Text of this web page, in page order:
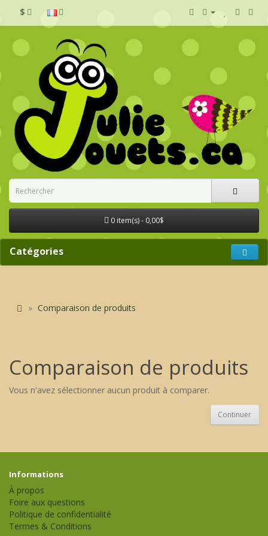
$
0 item(s) - 0,00$
Catégories
Comparaison de produits
Comparaison de produits
Vous n'avez sélectionner aucun produit à comparer.
Continuer
Informations
À propos
Foire aux questions
Politique de confidentialité
Termes & Conditions